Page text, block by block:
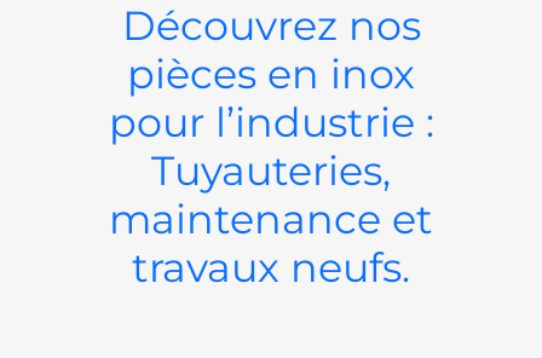
Découvrez nos
pièces en inox
pour l’industrie :
Tuyauteries,
maintenance et
travaux neufs.